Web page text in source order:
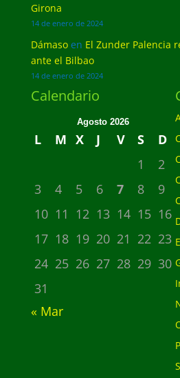
Girona
14 de enero de 2024
Dámasoen El Zunder Palencia
ante el Bilbao
14 de enero de 2024
Calendario
Agosto 2026
L M X J V S
D
1
2
3
4 5 6 7 8
9
10 11 12 13 14 15 16
17 18 19 20 21 22 23
24 25 26 27 28 29 30
31
« Mar